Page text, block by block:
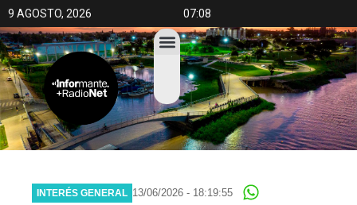
9 AGOSTO, 2026 07:08
INTERÉS GENERAL 13/06/2026 - 18:19:55